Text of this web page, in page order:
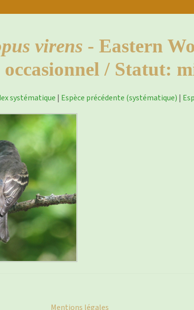
virens - Eastern
/ Statut:
systématique | Espèce précédente (systématique) |
Mentions légales